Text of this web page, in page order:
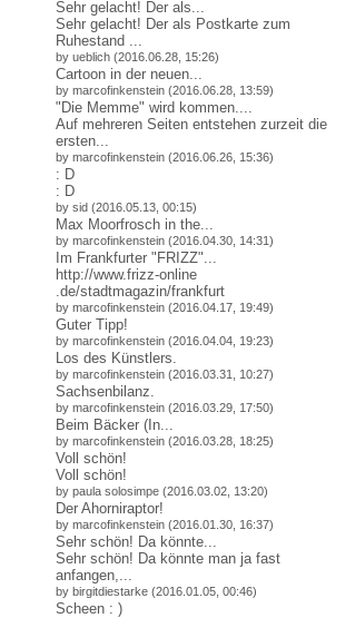
Sehr gelacht! Der als...
Sehr gelacht! Der als Postkarte zum
Ruhestand ...
by ueblich (2016.06.28, 15:26)
Cartoon in der neuen...
by marcofinkenstein (2016.06.28, 13:59)
"Die Memme" wird kommen....
Auf mehreren Seiten entstehen zurzeit die
ersten...
by marcofinkenstein (2016.06.26, 15:36)
: D
: D
by sid (2016.05.13, 00:15)
Max Moorfrosch in the...
by marcofinkenstein (2016.04.30, 14:31)
Im Frankfurter "FRIZZ"...
http://www.frizz-online
.de/stadtmagazin/frankfurt
by marcofinkenstein (2016.04.17, 19:49)
Guter Tipp!
by marcofinkenstein (2016.04.04, 19:23)
Los des Künstlers.
by marcofinkenstein (2016.03.31, 10:27)
Sachsenbilanz.
by marcofinkenstein (2016.03.29, 17:50)
Beim Bäcker (In...
by marcofinkenstein (2016.03.28, 18:25)
Voll schön!
Voll schön!
by paula solosimpe (2016.03.02, 13:20)
Der Ahorniraptor!
by marcofinkenstein (2016.01.30, 16:37)
Sehr schön! Da könnte...
Sehr schön! Da könnte man ja fast
anfangen,...
by birgitdiestarke (2016.01.05, 00:46)
Scheen : )